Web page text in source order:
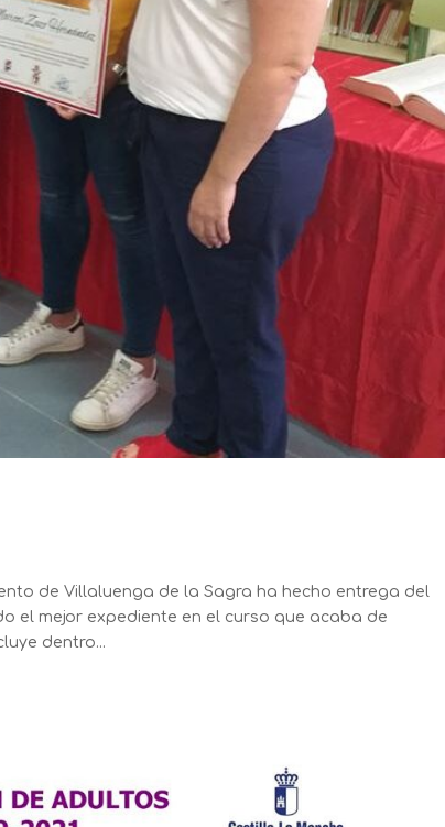
de Villaluenga de la Sagra ha hecho entrega del
el mejor expediente en el curso que acaba de
dentro...